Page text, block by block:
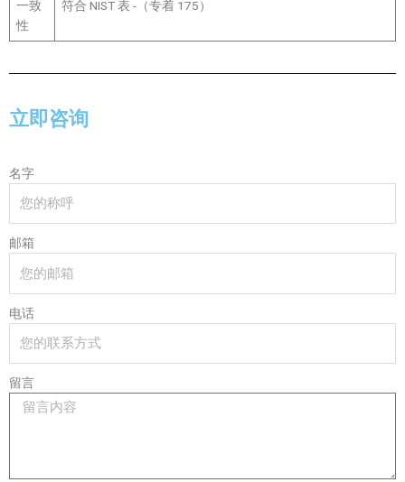
一致
性
符合 NIST 表 -（专着 175）
立即咨询
名字
邮箱
电话
留言